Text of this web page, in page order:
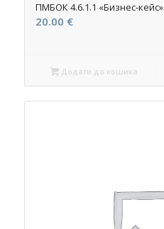
ПМБОК 4.6.1.1 «Бизнес-кейс»
20.00 €
Додати до кошика